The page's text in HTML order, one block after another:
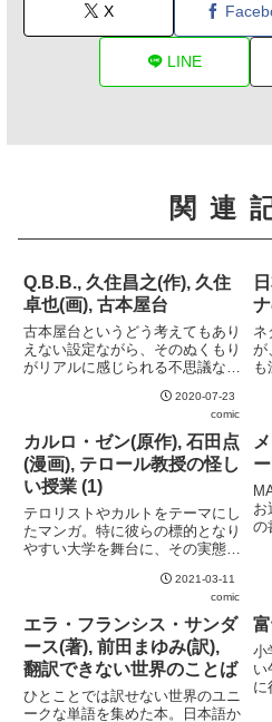
X
LINE
関連
Q.B.B., 久住昌之(作), 久住
卓也(画), 古本屋台
古本屋台というどう考えてもあり
えない設定ながら、そのぬくもり
がリアルに感じられる不思議な作
2020-07-23
comic
ネ
が
も
カルロ・ゼン(原作), 石田点
(漫画), テロール教授の怪し
い授業 (1)
テロリストやカルトをテーマにし
たマンガ。特に彼らの標的となり
やすい大学を舞台に、その実態や
2021-03-11
comic
お
の
エラ・フランシス・サンダ
ース(著), 前田まゆみ(訳),
翻訳できない世界のことば
ひとことでは訳せない世界のユニ
ークな単語を集めた本。日本語か
小
い
に